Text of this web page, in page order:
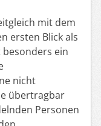
mit dem
ersten Blick als
ein
nicht
übertragbar
Personen